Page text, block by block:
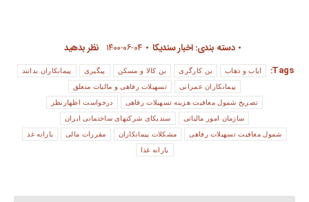
دسته بندی:اخبار سندیکا ۱۴۰۰-۰۶-۰۴ نظر بدهید
Tags:
ایاب و ذهاب بن کارگری بن کالا و مسکن پیگیری پیمانکاران بدانند
پیمانکاران عمرانی تسهیلات رفاهی و مالیات متعلق
تصریح شمول معافیت هزینه تسهیلات رفاهی درخواست اظهارنظر
سازمان امور مالیاتی سندیکای شرکتهای ساختمانی ایران
شمول معافیت تسهیلات رفاهی مشکلات پیمانکاران مقررات مالی یارانه غذ
یارانه غذا